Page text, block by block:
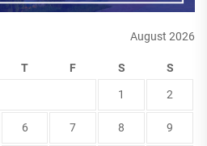
August 2026
T F S S
1 2
6 7 8 9